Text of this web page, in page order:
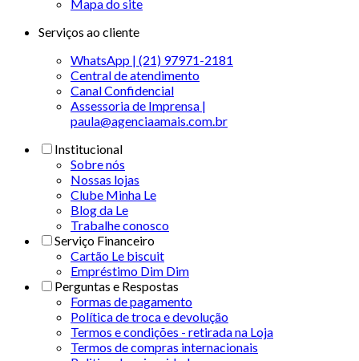
Mapa do site
Serviços ao cliente
WhatsApp | (21) 97971-2181
Central de atendimento
Canal Confidencial
Assessoria de Imprensa |
paula@agenciaamais.com.br
Institucional
Sobre nós
Nossas lojas
Clube Minha Le
Blog da Le
Trabalhe conosco
Serviço Financeiro
Cartão Le biscuit
Empréstimo Dim Dim
Perguntas e Respostas
Formas de pagamento
Política de troca e devolução
Termos e condições - retirada na Loja
Termos de compras internacionais